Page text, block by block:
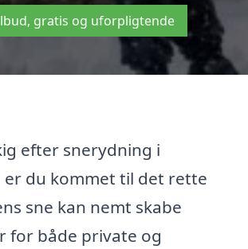
gratis og uforpligtende
efter snerydning i
er du kommet til det rette
sne kan nemt skabe
for både private og